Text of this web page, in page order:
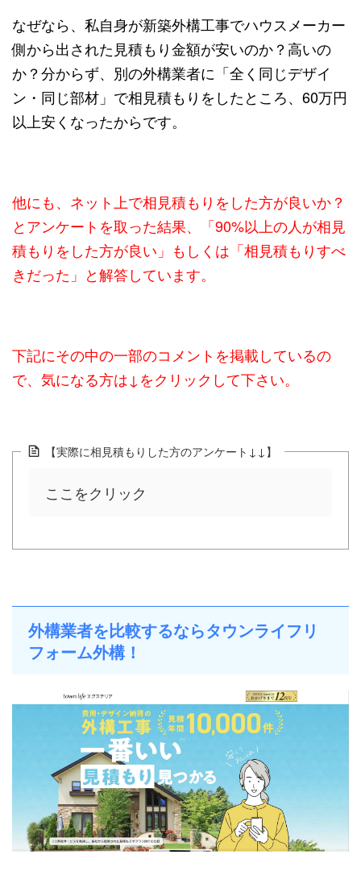
なぜなら、私自身が新築外構工事でハウスメーカー
側から出された見積もり金額が安いのか？高いの
か？分からず、別の外構業者に「全く同じデザイ
ン・同じ部材」で相見積もりをしたところ、60万円
以上安くなったからです。
他にも、ネット上で相見積もりをした方が良いか？
とアンケートを取った結果、「90%以上の人が相見
積もりをした方が良い」もしくは「相見積もりすべ
きだった」と解答しています。
下記にその中の一部のコメントを掲載しているの
で、気になる方は↓をクリックして下さい。
【実際に相見積もりした方のアンケート↓↓】
ここをクリック
外構業者を比較するならタウンライフリ
フォーム外構！